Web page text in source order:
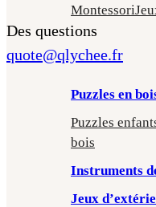
Des questions
quote@qlychee.fr
Montessori
Puzzles en
Puzzles
bois
Instruments
Jeux